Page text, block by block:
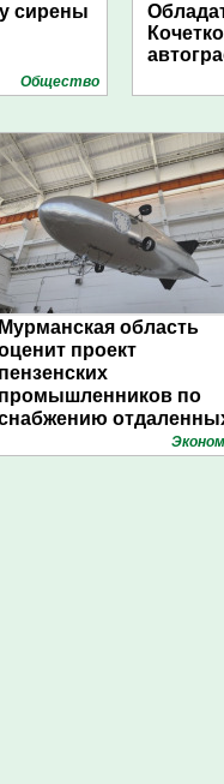
сирены
Общество
Мурманская область
проект
пензенских
промышленников по
поселений с помощью